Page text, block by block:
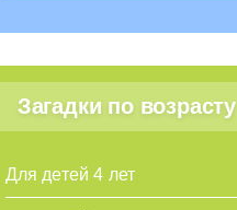
Загадки по возрасту
Для детей 4 лет